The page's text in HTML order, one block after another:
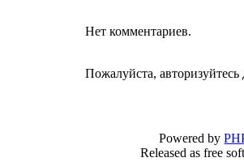
Нет комментариев.
Пожалуйста,
Powered by
Released as free